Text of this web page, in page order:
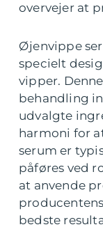
overvejer at
Øjenvippe
specielt
vipper.
behandling
udvalgte
harmoni for
serum er
påføres ved
at anvende
bedste